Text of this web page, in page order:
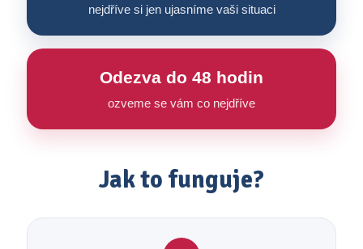
nejdříve si jen ujasníme vaši situaci
Odezva do 48 hodin
ozveme se vám co nejdříve
Jak to funguje?